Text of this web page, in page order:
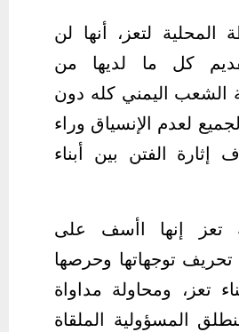
لتعز، أنها لن
كل ما لديها من
الشعب اليمني كله دون
لعدم الإنسياق وراء
الفتن بين أبناء
تعز إنها اأسف على
توجهاتها وحرصها
تعز، ومحاولة مداواة
المسؤولية الملقاة